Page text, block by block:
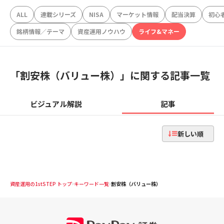
ALL 連載シリーズ NISA マーケット情報 配当決算
初心
銘柄情報／テーマ
資産運用ノウハウ ライフ&マネー
「割安株（バリュー株） 」に関する記事一覧
ビジュアル解説 記事
新しい順
資産運用の1stSTEP トップ キーワード一覧 割安株（バリュー株）